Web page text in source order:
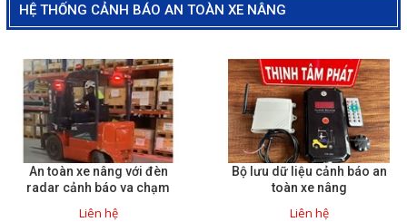
HỆ THỐNG CẢNH BÁO AN TOÀN XE NÂNG
An toàn xe nâng với đèn
radar cảnh báo va chạm
Liên hệ
Bộ lưu dữ liệu cảnh báo an
toàn xe nâng
Liên hệ
Sản phẩm
Hệ Thống Cảnh Báo An
Toàn Xe Nâng
Hệ thống điều khiển giám
sát và thu thập dữ liệu
Giải pháp quản lý bằng mã
Địa chỉ
64 đường 24, KDC Hiệp
Thủ Dầu Một, Tỉnh Bình
Dương
Điện thoại
0909 199 102
COPYRIGHT 2018. ALL RIGHTS RESERVED